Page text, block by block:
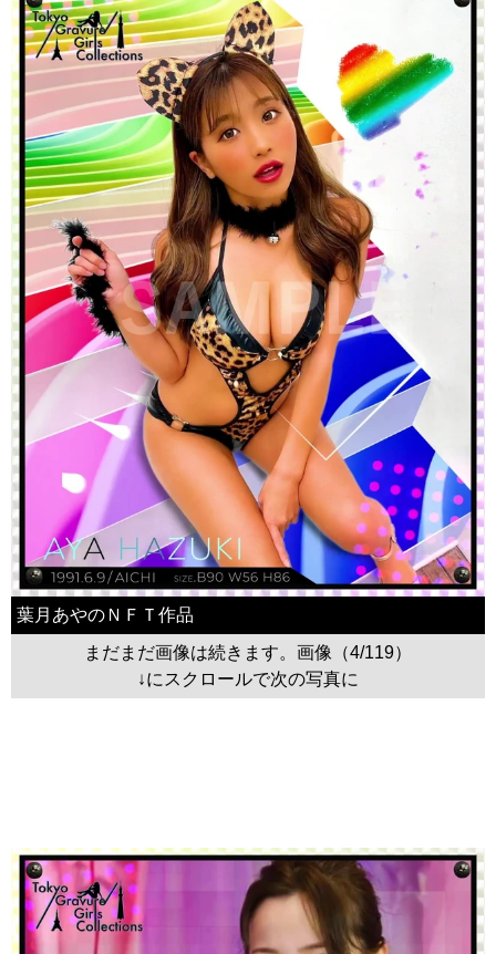
葉月あやのＮＦＴ作品
まだまだ画像は続きます。画像（4/119）
↓にスクロールで次の写真に